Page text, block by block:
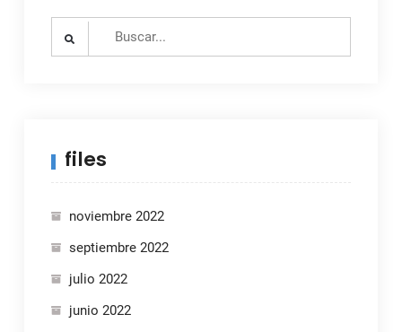
Search
files
noviembre 2022
septiembre 2022
julio 2022
junio 2022